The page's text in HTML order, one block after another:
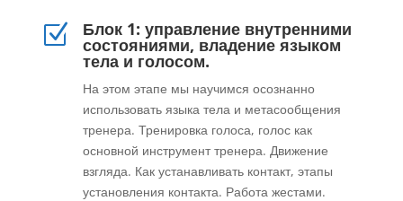
Z Блок 1: управление внутренними
состояниями, владение языком
тела и голосом.
На этом этапе мы научимся осознанно
использовать языка тела и метасообщения
тренера. Тренировка голоса, голос как
основной инструмент тренера. Движение
взгляда. Как устанавливать контакт, этапы
установления контакта. Работа жестами.